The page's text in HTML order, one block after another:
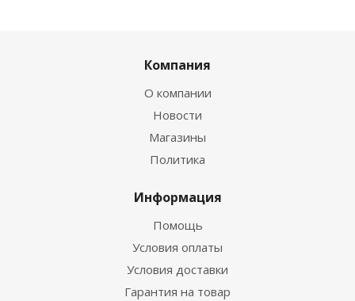
Компания
О компании
Новости
Магазины
Политика
Информация
Помощь
Условия оплаты
Условия доставки
Гарантия на товар